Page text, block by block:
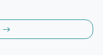
Form D) ໃຫ້ທັງພາກລັດ
ແລະ ຄ່າໃຊ້ຈ່າຍ ໃຫ້ແກ່ຜູ້